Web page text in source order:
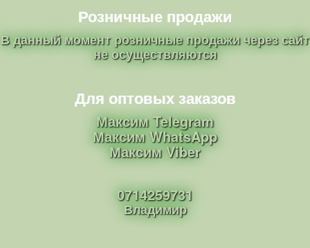
Розничные продажи
В данный момент розничные продажи через сайт
не осуществляются
Для оптовых заказов
Максим Telegram
Максим WhatsApp
Максим Viber
0714259731
Владимир